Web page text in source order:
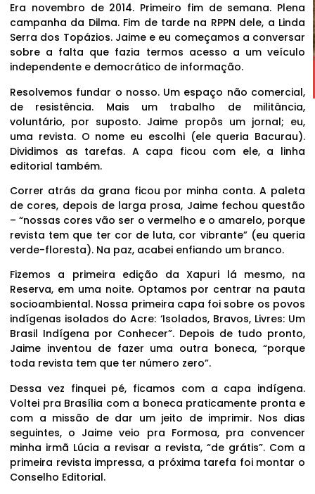
Era novembro de 2014. Primeiro fim de semana. Plena
campanha da Dilma. Fim de tarde na RPPN dele, a Linda
Serra dos Topázios. Jaime e eu começamos a conversar
sobre a falta que fazia termos acesso a um veículo
independente e democrático de informação.
Resolvemos fundar o nosso. Um espaço não comercial,
de resistência. Mais um trabalho de militância,
voluntário, por suposto. Jaime propôs um jornal; eu,
uma revista. O nome eu escolhi (ele queria Bacurau).
Dividimos as tarefas. A capa ficou com ele, a linha
editorial também.
Correr atrás da grana ficou por minha conta. A paleta
de cores, depois de larga prosa, Jaime fechou questão
– “nossas cores vão ser o vermelho e o amarelo, porque
revista tem que ter cor de luta, cor vibrante” (eu queria
verde-floresta). Na paz, acabei enfiando um branco.
Fizemos a primeira edição da Xapuri lá mesmo, na
Reserva, em uma noite. Optamos por centrar na pauta
socioambiental. Nossa primeira capa foi sobre os povos
indígenas isolados do Acre: ‘Isolados, Bravos, Livres: Um
Brasil Indígena por Conhecer”. Depois de tudo pronto,
Jaime inventou de fazer uma outra boneca, “porque
toda revista tem que ter número zero”.
Dessa vez finquei pé, ficamos com a capa indígena.
Voltei pra Brasília com a boneca praticamente pronta e
com a missão de dar um jeito de imprimir. Nos dias
seguintes, o Jaime veio pra Formosa, pra convencer
minha irmã Lúcia a revisar a revista, “de grátis”. Com a
primeira revista impressa, a próxima tarefa foi montar o
Conselho Editorial.